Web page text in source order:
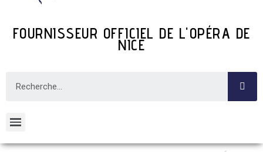
FOURNISSEUR OFFICIEL DE L'OPÉRA DE
NICE